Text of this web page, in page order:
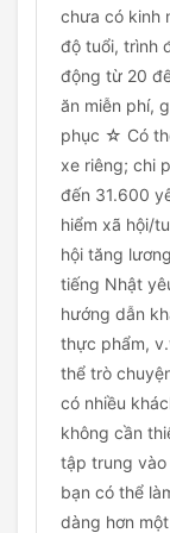
chưa có kinh
độ tuổi, trình
động từ 20
ăn miễn phí,
phục ☆ Có
xe riêng; chi
đến 31.600
hiểm xã hội/
hội tăng
tiếng Nhật
hướng dẫn
thực phẩm,
thể trò
có nhiều
không cần
tập trung vào
bạn có thể
dàng hơn